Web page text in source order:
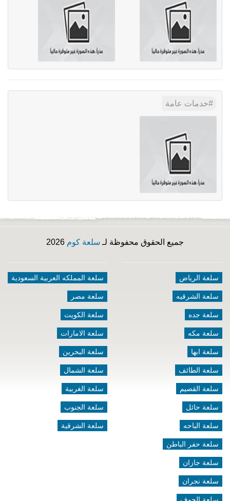
خدمات عامة
جميع الحقوق محفوظة لـ سلعة كوم
سلعة الرياض
سلعة الشرقيه
سلعة جده
سلعة مكه
سلعة ابها
سلعة الطائف
سلعة القصيم
سلعة حائل
سلعة الباحه
سلعة حفر الباطن
سلعة جازان
سلعة نجران
سلعة المملكه العربية السعودية
سلعة مصر
سلعة الكويت
سلعة الامارات
سلعة البحرين
سلعة الشمال
سلعة الغربية
سلعة الجنوب
سلعة الشرقية